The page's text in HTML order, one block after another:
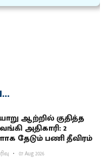
ஆற்றில் குதித்த
அதிகாரி: 2
தேடும் பணி தீவிரம்
07 Aug 2026